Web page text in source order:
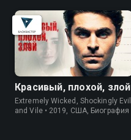
Красивый, плохой, злой
Extremely Wicked, Shockingly Evil
and Vile • 2019, США, Биография